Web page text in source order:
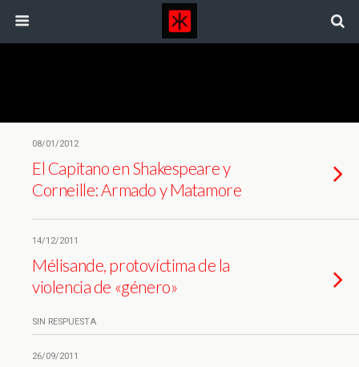
08/01/2012
El Capitano en Shakespeare y
Corneille: Armado y Matamore
14/12/2011
Mélisande, protovíctima de la
violencia de «género»
SIN RESPUESTA
26/09/2011